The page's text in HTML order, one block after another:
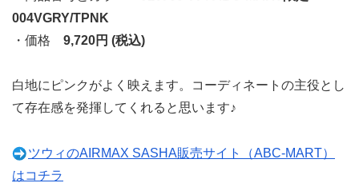
004VGRY/TPNK
・価格 9,720円 (税込)
白地にピンクがよく映えます。コーディネートの主役とし
て存在感を発揮してくれると思います♪
ツウィのAIRMAX SASHA販売サイト（ABC-MART）
はコチラ